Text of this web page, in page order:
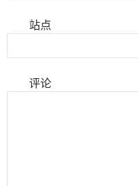
站点
评论